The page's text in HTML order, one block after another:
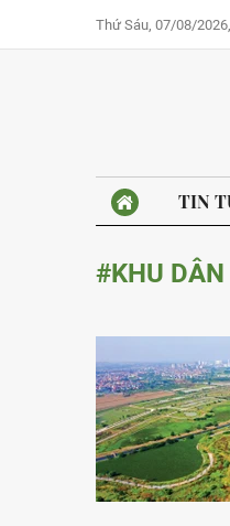
Thứ Sáu, 07/08/
TIN
#KHU